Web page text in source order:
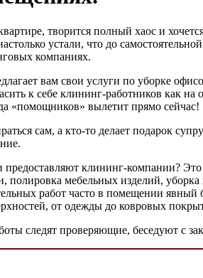
творится полный хаос и
устали, что до
компаниях.
вам свои услуги по уборке
к себе клининг-работников как
«помощников» вылетит прямо сейчас!
сам, а кто-то делает подарок
клининг-компании?
полировка мебельных изделий,
работ часто в помещении
от одежды до ковровых
следят проверяющие, беседуют с